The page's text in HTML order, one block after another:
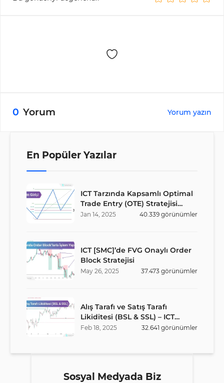
0 Yorum Yorum yazın
En Popüler Yazılar
ICT Tarzında Kapsamlı Optimal
Trade Entry (OTE) Stratejisi
Rehberi
Jan 14, 2025 40.339 görünümler
ICT [SMC]’de FVG Onaylı Order
Block Stratejisi
May 26, 2025 37.473 görünümler
Alış Tarafı ve Satış Tarafı
Likiditesi (BSL & SSL) – ICT
Stratejisi
Feb 18, 2025 32.641 görünümler
Sosyal Medyada Biz